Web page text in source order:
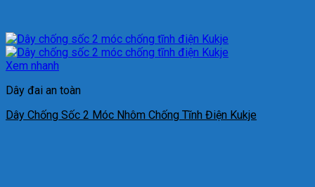
Xem nhanh
Dây đai an toàn
Dây Chống Sốc 2 Móc Nhôm Chống Tĩnh Điện Kukje